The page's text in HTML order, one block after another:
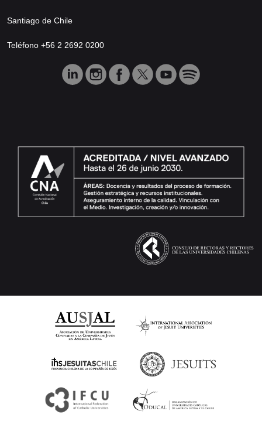
Santiago de Chile
Teléfono +56 2 2692 0200